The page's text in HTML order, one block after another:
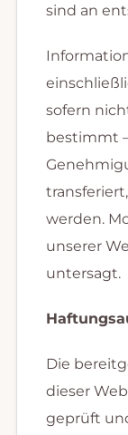
sind an
sofern
bestimmt
werden.
unserer
untersagt.
Die
dieser
geprüft